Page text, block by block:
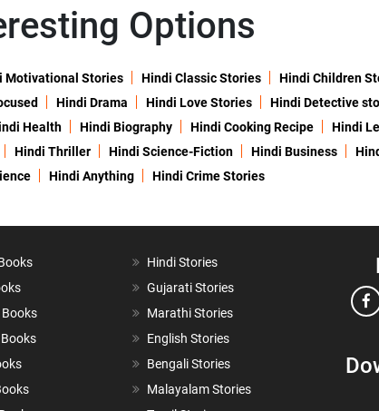
Options
Motivational Stories Hindi Classic Stories Hindi Children
Hindi Drama Hindi Love Stories Hindi Detective
Health Hindi Biography Hindi Cooking Recipe Hindi
Hindi Thriller Hindi Science-Fiction Hindi Business
Hindi Anything Hindi Crime Stories
Hindi Stories
Gujarati Stories
Marathi Stories
English Stories
Bengali Stories
Malayalam Stories